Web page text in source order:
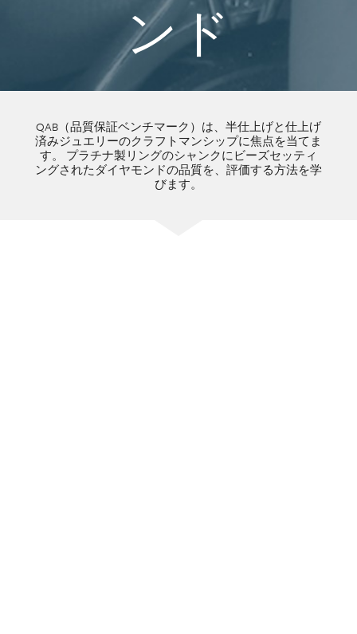
ンド
QAB（品質保証ベンチマーク）は、半仕上げと仕上げ
済みジュエリーのクラフトマンシップに焦点を当てま
す。 プラチナ製リングのシャンクにビーズセッティ
ングされたダイヤモンドの品質を、評価する方法を学
びます。